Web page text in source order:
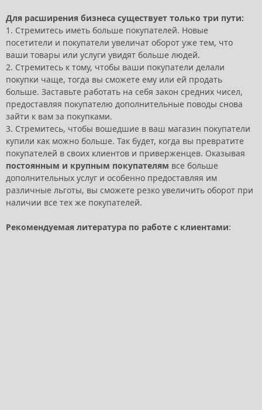
Для расширения бизнеса существует только три пути:
1. Стремитесь иметь больше покупателей. Новые
посетители и покупатели увеличат оборот уже тем, что
ваши товары или услуги увидят больше людей.
2. Стремитесь к тому, чтобы ваши покупатели делали
покупки чаще, тогда вы сможете ему или ей продать
больше. Заставьте работать на себя закон средних чисел,
предоставляя покупателю дополнительные поводы снова
зайти к вам за покупками.
3. Стремитесь, чтобы вошедшие в ваш магазин покупатели
купили как можно больше. Так будет, когда вы превратите
покупателей в своих клиентов и приверженцев. Оказывая
постоянным и крупным покупателям все больше
дополнительных услуг и особенно предоставляя им
различные льготы, вы сможете резко увеличить оборот при
наличии все тех же покупателей.
Рекомендуемая литература по работе с клиентами: